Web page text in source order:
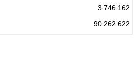
3.746.162
90.262.622